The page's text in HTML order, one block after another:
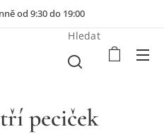
od 9:30 do 19:00
Hledat
peciček